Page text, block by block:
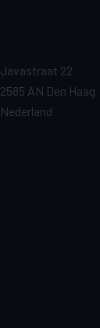
Javastraat 22
2585 AN Den Haag
Nederland